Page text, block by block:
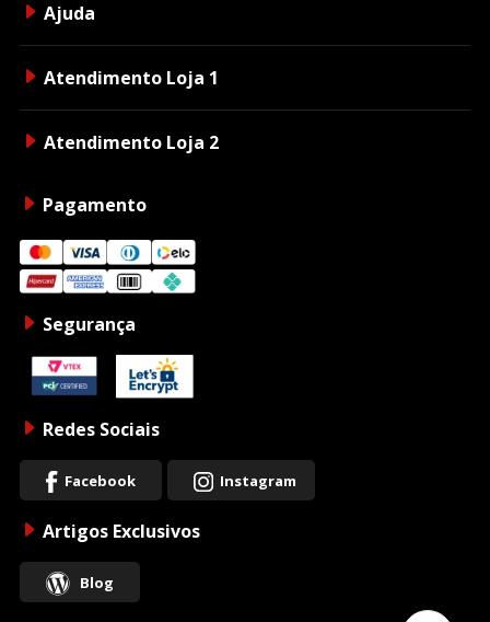
Ajuda
Atendimento Loja 1
Atendimento Loja 2
Pagamento
Segurança
Redes Sociais
Facebook Instagram
Artigos Exclusivos
Blog